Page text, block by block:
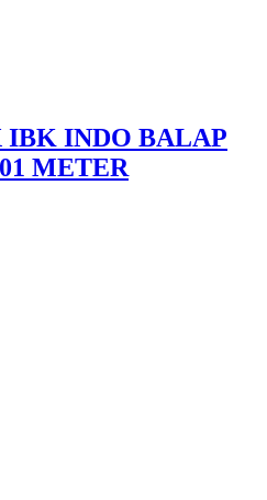
IBK INDO BALAP
METER